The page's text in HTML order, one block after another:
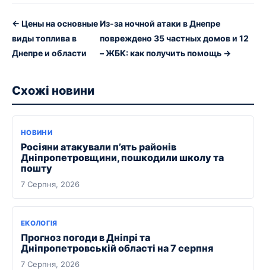
← Цены на основные
виды топлива в
Днепре и области
Из-за ночной атаки в Днепре
повреждено 35 частных домов и 12
– ЖБК: как получить помощь →
Схожі новини
НОВИНИ
Росіяни атакували п’ять районів
Дніпропетровщини, пошкодили школу та
пошту
7 Серпня, 2026
ЕКОЛОГІЯ
Прогноз погоди в Дніпрі та
Дніпропетровській області на 7 серпня
7 Серпня, 2026